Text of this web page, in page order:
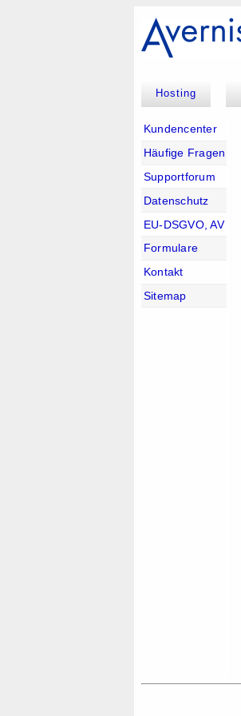
Hosting
Kundencenter
Häufige Fragen
Supportforum
Datenschutz
EU-DSGVO, AV
Formulare
Kontakt
Sitemap